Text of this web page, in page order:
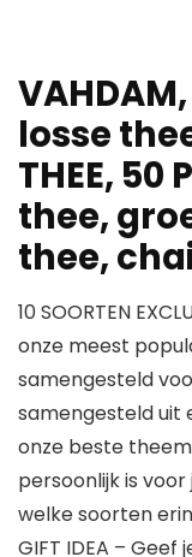
losse
THEE, 50
thee,
thee,
10 SOORTEN
onze meest
samengesteld
samengesteld uit
onze beste
persoonlijk is
welke soorten
GIFT IDEA –